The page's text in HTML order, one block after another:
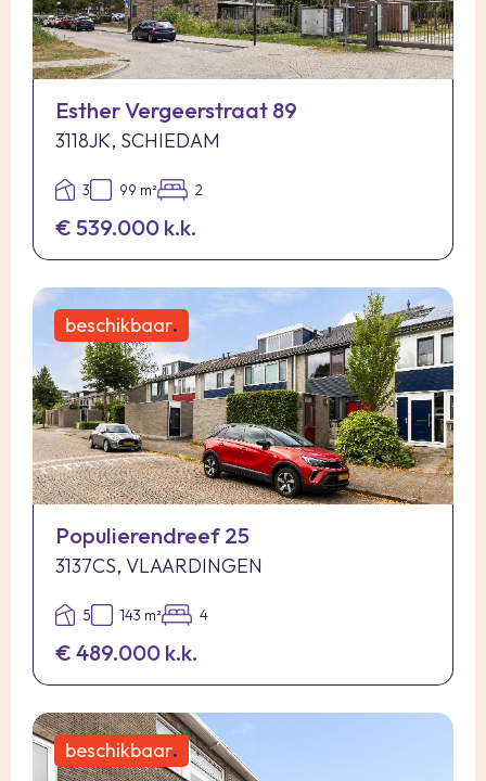
Esther Vergeerstraat 89
3118JK, SCHIEDAM
3 99 m² 2
€ 539.000 k.k.
beschikbaar.
Populierendreef 25
3137CS, VLAARDINGEN
5 143 m² 4
€ 489.000 k.k.
beschikbaar.